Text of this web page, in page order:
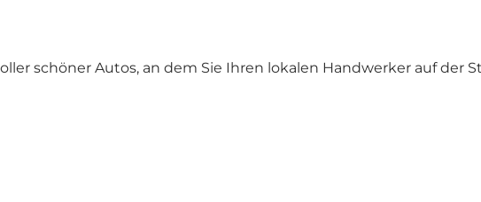
schöner Autos, an dem Sie Ihren lokalen Handwerker auf der